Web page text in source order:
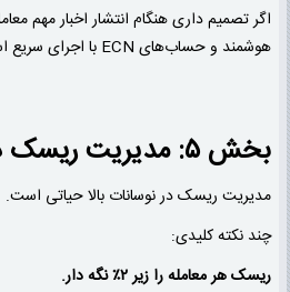
اگر تصمیم داری هنگام انتشار اخبار مهم
هوشمند و حساب‌های ECN با اجرای سریع استفاده کنی.
بخش ۵: مدیریت ریسک در بازار پرنوسان
مدیریت ریسک در نوسانات بالا حیاتی است.
چند نکته کلیدی:
ریسک هر معامله را زیر ۲٪ نگه دار.